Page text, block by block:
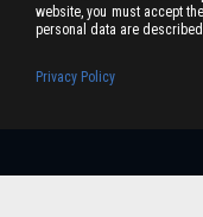
website, you must accept
personal data are
Privacy Policy